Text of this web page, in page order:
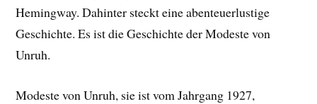
Hemingway. Dahinter steckt eine abenteuerlustige
Geschichte. Es ist die Geschichte der Modeste von
Unruh.
Modeste von Unruh, sie ist vom Jahrgang 1927,